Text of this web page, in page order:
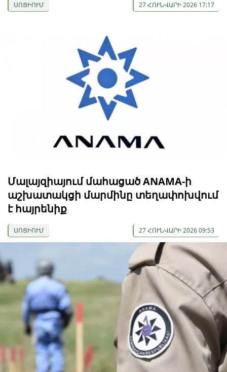
ՍՈՑԻՈՒՄ 27 ՀՈՒՆՎԱՐԻ 2026 17:17
Մալայզիայում մահացած ANAMA-ի
աշխատակցի մարմինը տեղափոխվում
է հայրենիք
ՍՈՑԻՈՒՄ 27 ՀՈՒՆՎԱՐԻ 2026 09:53